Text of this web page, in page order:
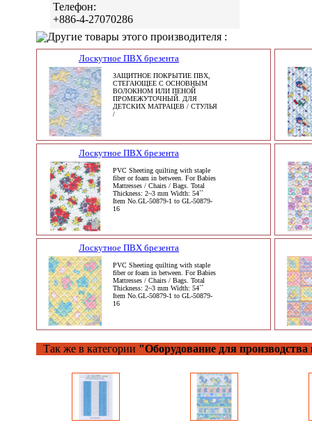
Телефон:
+886-4-27070286
Другие товары этого производителя :
Лоскутное ПВХ брезента
ЗАЩИТНОЕ ПОКРЫТИЕ ПВХ,
СТЕГАЮЩЕЕ С ОСНОВНЫМ
ВОЛОКНОМ ИЛИ ПЕНОЙ
ПРОМЕЖУТОЧНЫЙ. ДЛЯ
ДЕТСКИХ МАТРАЦЕВ / СТУЛЬЯ
/
Лоскутное ПВХ брезента
PVC Sheeting quilting with staple
fiber or foam in between. For Babies
Mattresses / Chairs / Bags. Total
Thickness: 2~3 mm Width: 54``
Item No.GL-50879-1 to GL-50879-
16
Лоскутное ПВХ брезента
PVC Sheeting quilting with staple
fiber or foam in between. For Babies
Mattresses / Chairs / Bags. Total
Thickness: 2~3 mm Width: 54``
Item No.GL-50879-1 to GL-50879-
16
Так же в категории "Оборудование для